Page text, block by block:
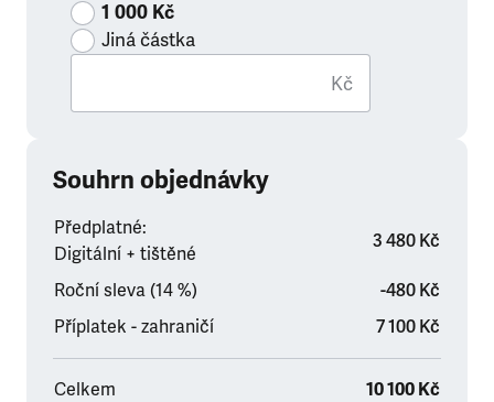
1 000 Kč
Jiná částka
Kč
Souhrn objednávky
Předplatné:
Digitální + tištěné
3 480 Kč
Roční sleva (14 %)
-480 Kč
Příplatek - zahraničí
7 100 Kč
Celkem 10 100 Kč